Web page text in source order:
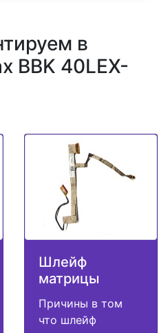
в
BBK 40LEX-
Шлейф
матрицы
Причины в том
что шлейф